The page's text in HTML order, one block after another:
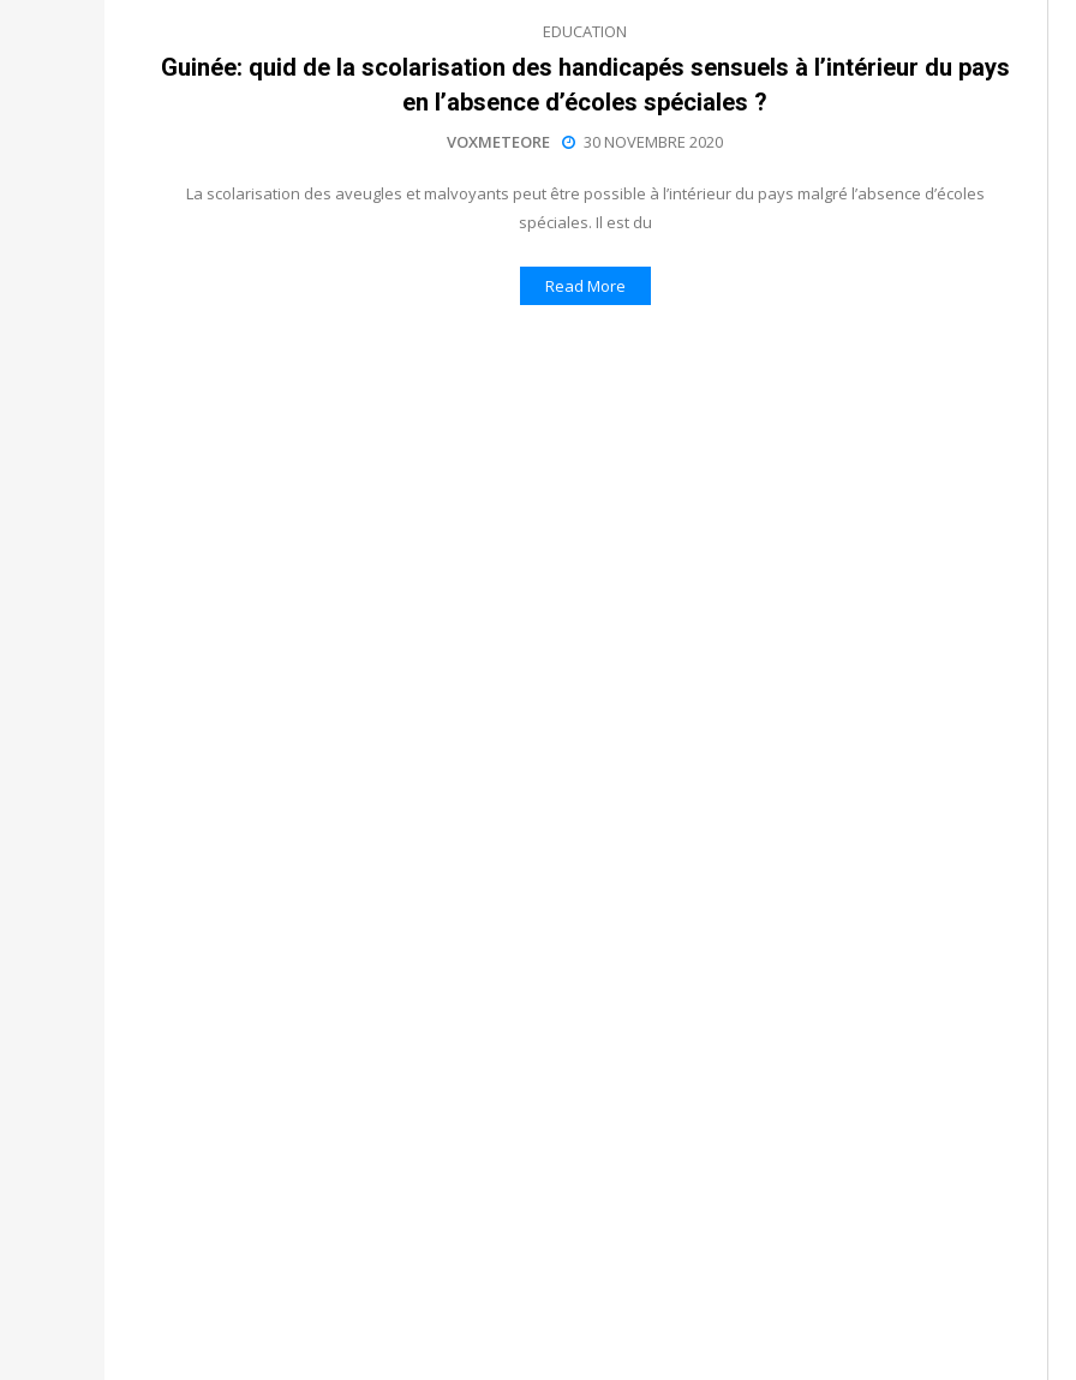
EDUCATION
Guinée: quid de la scolarisation des handicapés sensuels à l’intérieur du pays
en l’absence d’écoles spéciales ?
VOXMETEORE 30 NOVEMBRE 2020
La scolarisation des aveugles et malvoyants peut être possible à l’intérieur du pays malgré l’absence d’écoles
spéciales. Il est du
Read More